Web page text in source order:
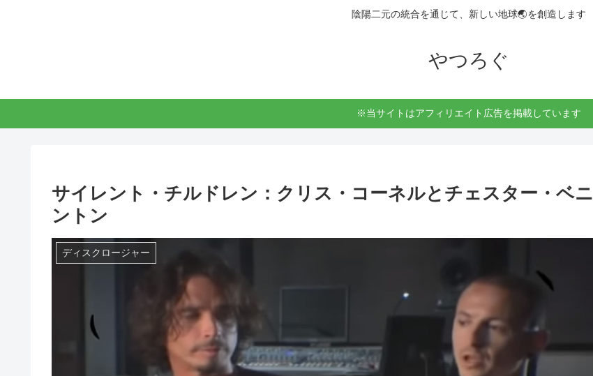
陰陽二元の統合を通じて、新しい地球🌏を創造します
やつろぐ
※当サイトはアフィリエイト広告を掲載しています
サイレント・チルドレン：クリス・コーネルとチェスター・ベニ
ントン
ディスクロージャー